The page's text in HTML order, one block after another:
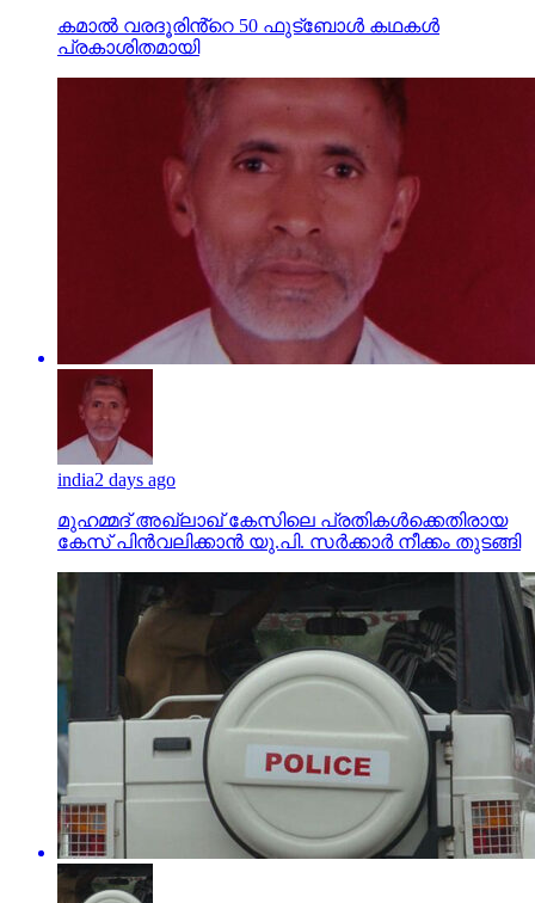
കമാൽ വരദൂരിൻ്റെ 50 ഫുട്ബോൾ കഥകൾ
പ്രകാശിതമായി
india2 days ago
മുഹമ്മദ് അഖ്‌ലാഖ് കേസിലെ പ്രതികള്‍ക്കെതിരായ
കേസ് പിന്‍വലിക്കാന്‍ യു.പി. സര്‍ക്കാര്‍ നീക്കം തുടങ്ങി